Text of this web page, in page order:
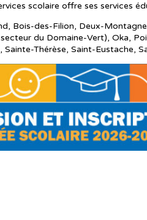
scolaire offre ses services
Bois-des-Filion, Deux-
du Domaine-Vert), Oka,
Sainte-Thérèse, Saint-Eustache,